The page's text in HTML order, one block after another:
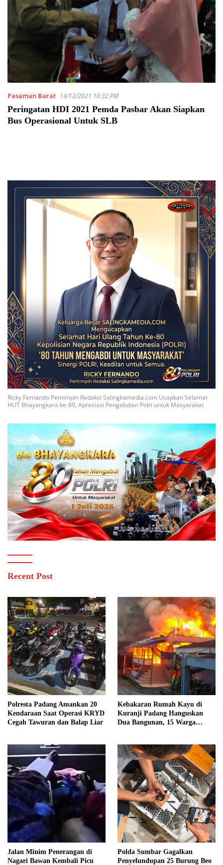
Pasaman Barat 14/12/2021 10:32 PM
Peringatan HDI 2021 Pemda Pasbar Akan Siapkan
Bus Operasional Untuk SLB
Ricky Fernando Pemimpin Redaksi Salingkamedia.com Ucapkan Selamat
HUT Bhayangkara ke-80, Apresiasi Pengabdian Polri untuk Masyarakat
Recent Post
Polresta Padang Amankan 20
Kendaraan Saat Operasi KRYD
Cegah Tawuran dan Balap Liar
Kebakaran Rumah Kayu di
Kuranji Padang Hanguskan
Dua Bangunan, 15 Warga
Jalan Minim Penerangan di
Nagari Bawan Kembali Picu
Polda Sumbar Gagalkan
Penyelundupan 25 Burung Beo